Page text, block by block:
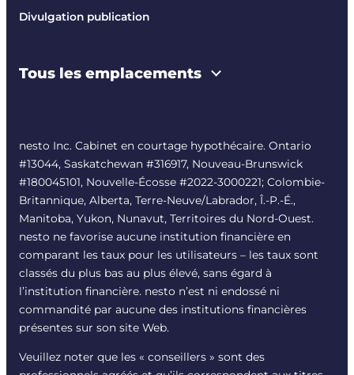
Divulgation publication
Tous les emplacements
nesto Inc. Cabinet en courtage hypothécaire. Ontario
#13044, Saskatchewan #316917, Nouveau-Brunswick
#180045101, Nouvelle-Écosse #2022-3000221; Colombie-
Britannique, Alberta, Terre-Neuve/Labrador, Î.-P.-É.,
Manitoba, Yukon, Nunavut, Territoires du Nord-Ouest.
nesto ne favorise aucune institution financière en
comparant les taux pour les utilisateurs – les taux sont
classés du plus bas au plus élevé, sans égard à
l’institution financière. nesto n’est ni endossé ni
commandité par aucune des institutions financières
présentes sur son site Web.
Veuillez noter que les « conseillers » sont des